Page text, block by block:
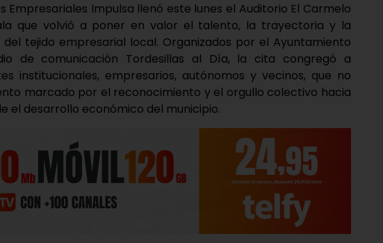
Empresariales Impulsa llenó este lunes el Auditorio El Carmelo
que volvió a poner en valor el talento, la trayectoria y la
tejido empresarial local. Organizados por el Ayuntamiento
de comunicación Tordesillas al Día, la cita congregó a
institucionales, empresarios, autónomos y vecinos, que no
marcado por el reconocimiento y el orgullo colectivo hacia
el desarrollo económico del municipio.